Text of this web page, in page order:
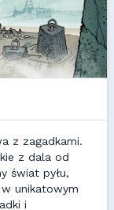
z zagadkami.
z dala od
świat pyłu,
unikatowym
i